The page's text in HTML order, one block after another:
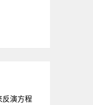
演方程